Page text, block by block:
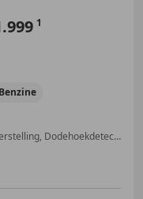
1
Met onderhoudshistorie, Elektrische stoelverstelling, Dodehoekdetectie, Keyless Entry, Inductieladen voor smartphones, Panorama dak, Parkeerhulp met camera, Stuurwielverwarming